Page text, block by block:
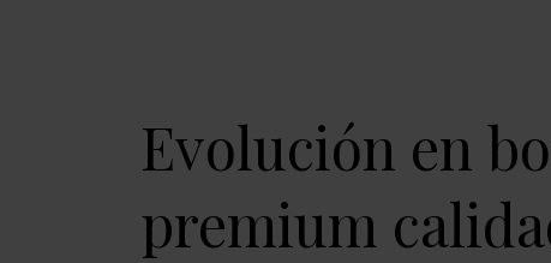
Evolución en
premium